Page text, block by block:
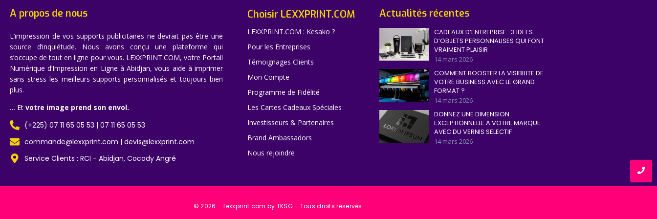
A propos de nous
L’impression de vos supports publicitaires ne devrait pas être une
source d’inquiétude. Nous avons conçu une plateforme qui
s’occupe de tout en ligne pour vous. LEXXPRINT.COM, votre Portail
Numérique d’Impression en Ligne à Abidjan, vous aide à imprimer
sans stress les meilleurs supports personnalisés et toujours bien
plus.
… Et votre image prend son envol.
(+225) 07 11 65 05 53 | 07 11 65 05 53
commande@lexxprint.com | devis@lexxprint.com
Service Clients : RCI - Abidjan, Cocody Angré
Choisir LEXXPRINT.COM
LEXXPRINT.COM : Kesako ?
Pour les Entreprises
Témoignages Clients
Mon Compte
Programme de Fidélité
Les Cartes Cadeaux Spéciales
Investisseurs & Partenaires
Brand Ambassadors
Nous rejoindre
Actualités récentes
CADEAUX D’ENTREPRISE : 3 IDEES
D’OBJETS PERSONNALISES QUI FONT
VRAIMENT PLAISIR
14 mars 2026
COMMENT BOOSTER LA VISIBILITE DE
VOTRE BUSINESS AVEC LE GRAND
FORMAT ?
14 mars 2026
DONNEZ UNE DIMENSION
EXCEPTIONNELLE A VOTRE MARQUE
AVEC DU VERNIS SELECTIF
14 mars 2026
© 2026 – Lexxprint.com by TKSG – Tous droits réservés.